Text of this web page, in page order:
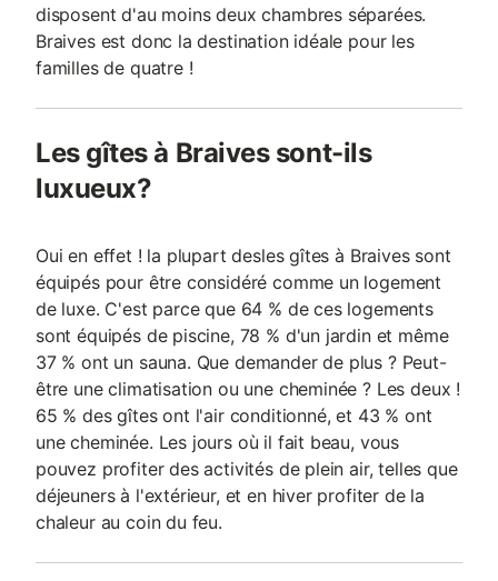
disposent d'au moins deux chambres séparées.
Braives est donc la destination idéale pour les
familles de quatre !
Les gîtes à Braives sont-ils
luxueux?
Oui en effet ! la plupart desles gîtes à Braives sont
équipés pour être considéré comme un logement
de luxe. C'est parce que 64 % de ces logements
sont équipés de piscine, 78 % d'un jardin et même
37 % ont un sauna. Que demander de plus ? Peut-
être une climatisation ou une cheminée ? Les deux !
65 % des gîtes ont l'air conditionné, et 43 % ont
une cheminée. Les jours où il fait beau, vous
pouvez profiter des activités de plein air, telles que
déjeuners à l'extérieur, et en hiver profiter de la
chaleur au coin du feu.